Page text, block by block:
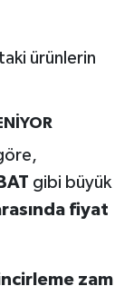
ürünlerin
gibi büyük
fiyat
zam